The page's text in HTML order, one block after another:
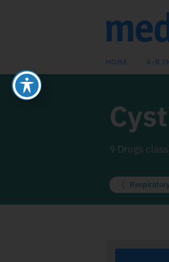
HOME A-B
9 Drugs